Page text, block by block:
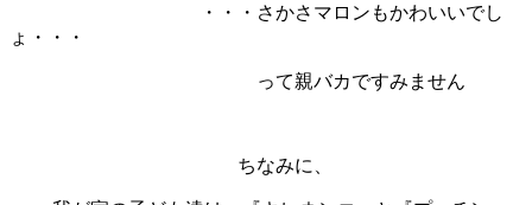
・・・さかさマロンもかわいいでし
ょ・・・
って親バカですみません
ちなみに、